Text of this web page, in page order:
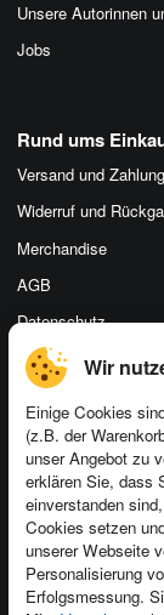
Wir
Einige Cookies
(z.B. der
unser Angebot zu
erklären Sie, dass
einverstanden
Cookies setzen
unserer Webseite
Personalisierung
Erfolgsmessung.
Unsere Autorinnen
Jobs
Kontakt
Newsletter
Für Unternehmen
Presseservice
Dozentenservice
Rund ums
Versand und Zahlung
Widerruf und
Merchandise
AGB
Datenschutz